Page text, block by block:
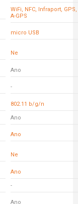
WiFi, NFC, Infraport,
A-GPS
micro USB
Ne
Ano
-
802.11 b/g/n
Ano
Ano
Ne
Ano
-
Ano